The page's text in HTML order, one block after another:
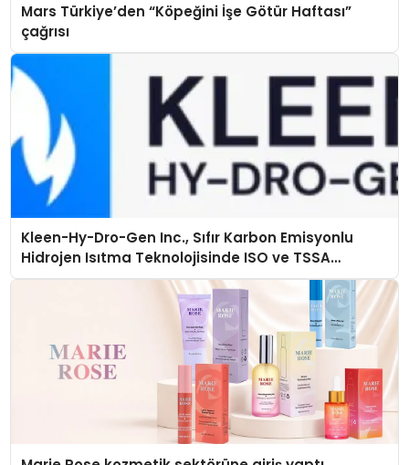
Mars Türkiye’den “Köpeğini İşe Götür Haftası”
çağrısı
Kleen-Hy-Dro-Gen Inc., Sıfır Karbon Emisyonlu
Hidrojen Isıtma Teknolojisinde ISO ve TSSA
Düzenleyici Onaylarını Aldı